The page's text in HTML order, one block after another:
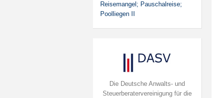
Reisemangel; Pauschalreise;
Poolliegen II
Die Deutsche Anwalts- und
Steuerberatervereinigung für die